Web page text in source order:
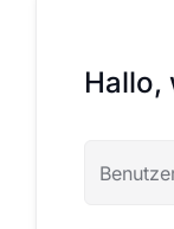
Hallo,